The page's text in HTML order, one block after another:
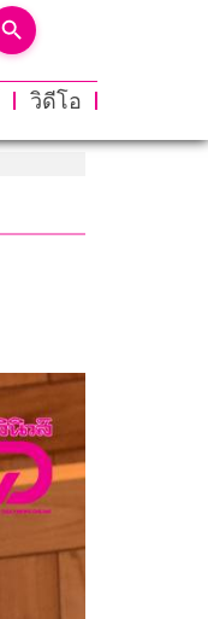
วิดีโอ